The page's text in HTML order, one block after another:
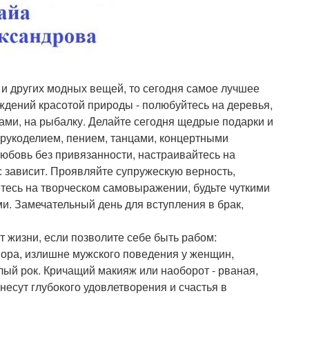
других модных вещей, то сегодня самое лучшее
красотой природы - полюбуйтесь на деревья,
на рыбалку. Делайте сегодня щедрые подарки и
пением, танцами, концертными
без привязанности, настраивайтесь на
Проявляйте супружескую верность,
на творческом самовыражении, будьте чуткими
Замечательный день для вступления в брак,
жизни, если позволите себе быть рабом:
излишне мужского поведения у женщин,
рок. Кричащий макияж или наоборот - рваная,
глубокого удовлетворения и счастья в